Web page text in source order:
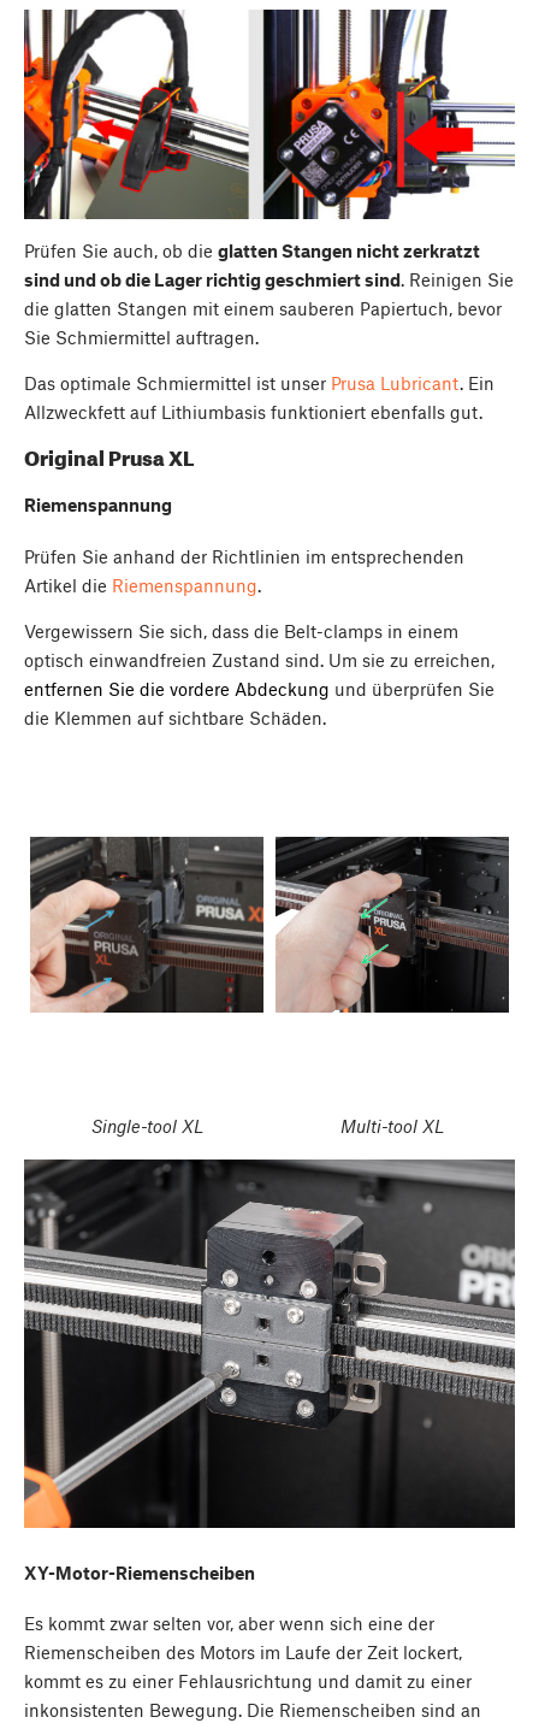
Prüfen Sie auch, ob die glatten Stangen nicht zerkratzt
sind und ob die Lager richtig geschmiert sind. Reinigen Sie
die glatten Stangen mit einem sauberen Papiertuch, bevor
Sie Schmiermittel auftragen.
Das optimale Schmiermittel ist unser Prusa Lubricant. Ein
Allzweckfett auf Lithiumbasis funktioniert ebenfalls gut.
Original Prusa XL
Riemenspannung
Prüfen Sie anhand der Richtlinien im entsprechenden
Artikel die Riemenspannung.
Vergewissern Sie sich, dass die Belt-clamps in einem
optisch einwandfreien Zustand sind. Um sie zu erreichen,
entfernen Sie die vordere Abdeckung und überprüfen Sie
die Klemmen auf sichtbare Schäden.
Single-tool XL Multi-tool XL
XY-Motor-Riemenscheiben
Es kommt zwar selten vor, aber wenn sich eine der
Riemenscheiben des Motors im Laufe der Zeit lockert,
kommt es zu einer Fehlausrichtung und damit zu einer
inkonsistenten Bewegung. Die Riemenscheiben sind an